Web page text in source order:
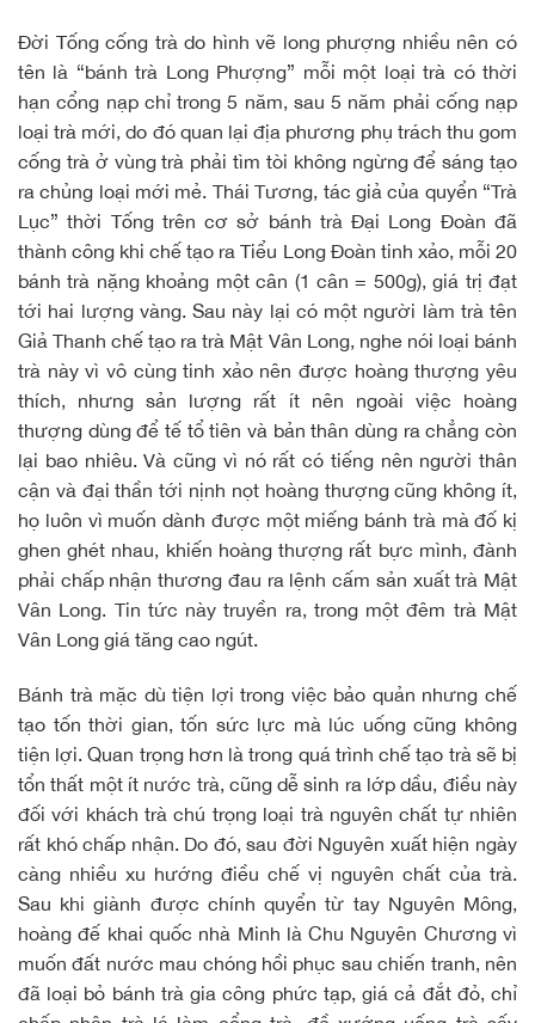
Đời Tống cống trà do hình vẽ long phượng nhiều nên có
tên là “bánh trà Long Phượng” mỗi một loại trà có thời
hạn cổng nạp chỉ trong 5 năm, sau 5 năm phải cống nạp
loại trà mới, do đó quan lại địa phương phụ trách thu gom
cống trà ở vùng trà phải tìm tòi không ngừng để sáng tạo
ra chủng loại mới mẻ. Thái Tương, tác giả của quyển “Trà
Lục” thời Tống trên cơ sở bánh trà Đại Long Đoàn đã
thành công khi chế tạo ra Tiểu Long Đoàn tinh xảo, mỗi 20
bánh trà nặng khoảng một cân (1 cân = 500g), giá trị đạt
tới hai lượng vàng. Sau này lại có một người làm trà tên
Giả Thanh chế tạo ra trà Mật Vân Long, nghe nói loại bánh
trà này vì vô cùng tinh xảo nên được hoàng thượng yêu
thích, nhưng sản lượng rất ít nên ngoài việc hoàng
thượng dùng để tế tổ tiên và bản thân dùng ra chẳng còn
lại bao nhiêu. Và cũng vì nó rất có tiếng nên người thân
cận và đại thần tới nịnh nọt hoàng thượng cũng không ít,
họ luôn vì muốn dành được một miếng bánh trà mà đố kị
ghen ghét nhau, khiến hoàng thượng rất bực mình, đành
phải chấp nhận thương đau ra lệnh cấm sản xuất trà Mật
Vân Long. Tin tức này truyền ra, trong một đêm trà Mật
Vân Long giá tăng cao ngút.
Bánh trà mặc dù tiện lợi trong việc bảo quản nhưng chế
tạo tốn thời gian, tốn sức lực mà lúc uống cũng không
tiện lợi. Quan trọng hơn là trong quá trình chế tạo trà sẽ bị
tổn thất một ít nước trà, cũng dễ sinh ra lớp dầu, điều này
đối với khách trà chú trọng loại trà nguyên chất tự nhiên
rất khó chấp nhận. Do đó, sau đời Nguyên xuất hiện ngày
càng nhiều xu hướng điều chế vị nguyên chất của trà.
Sau khi giành được chính quyển từ tay Nguyên Mông,
hoàng đế khai quốc nhà Minh là Chu Nguyên Chương vì
muốn đất nước mau chóng hồi phục sau chiến tranh, nên
đã loại bỏ bánh trà gia công phức tạp, giá cả đắt đỏ, chỉ